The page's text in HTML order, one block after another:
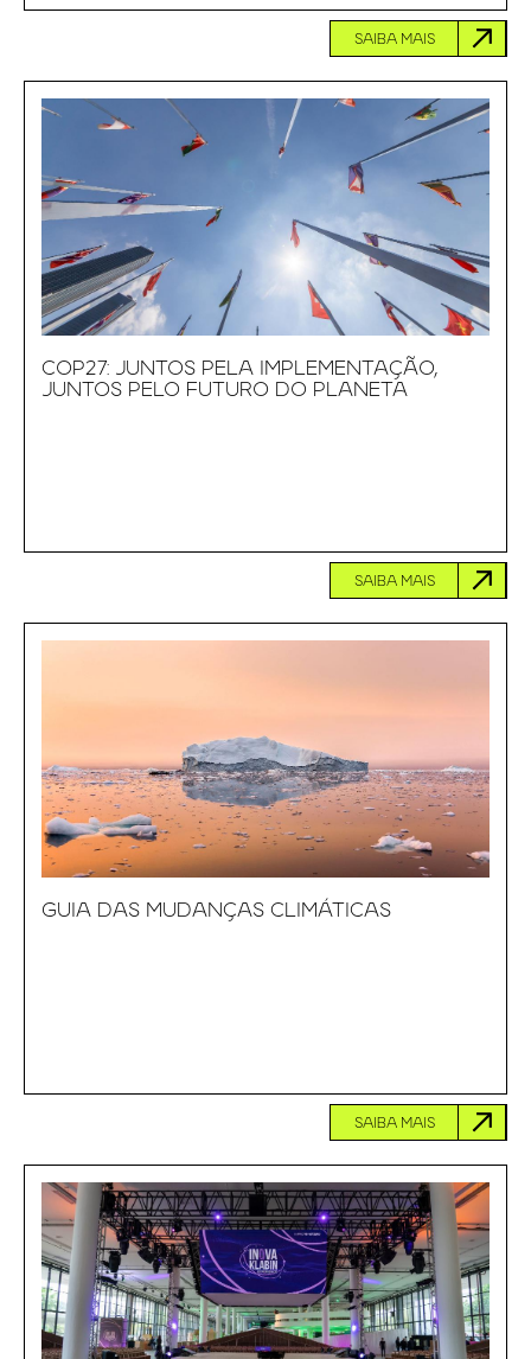
SAIBA MAIS
COP27: JUNTOS PELA IMPLEMENTAÇÃO,
JUNTOS PELO FUTURO DO PLANETA
SAIBA MAIS
GUIA DAS MUDANÇAS CLIMÁTICAS
SAIBA MAIS